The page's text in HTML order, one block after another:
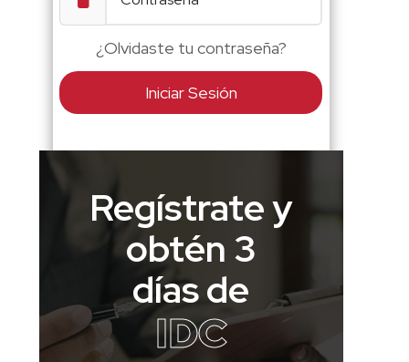
¿Olvidaste tu contraseña?
Iniciar Sesión
Regístrate y
obtén 3
días de
IDC